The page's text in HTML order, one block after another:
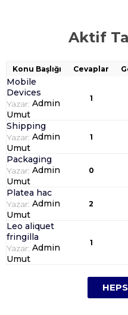
Aktif
Konu Başlığı Cevaplar
Mobile
Devices
Yazar: Admin
Umut
1
Shipping
Yazar: Admin
Umut
1
Packaging
Yazar: Admin
Umut
0
Platea hac
Yazar: Admin
Umut
2
Leo aliquet
fringilla
Yazar: Admin
Umut
1